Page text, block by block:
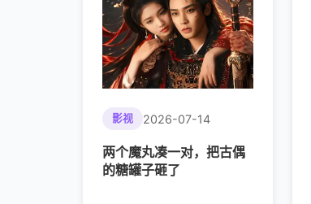
影视 2026-07-14
两个魔丸凑一对，把古偶
的糖罐子砸了